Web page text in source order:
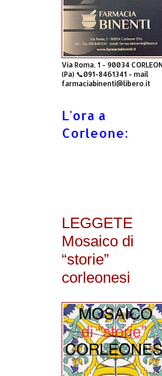
Via Roma, 1 - 90034
(Pa) 📞091-8461341 - mail
farmaciabinenti@libero.it
L'ora a
Corleone:
LEGGETE
Mosaico di
“storie”
corleonesi